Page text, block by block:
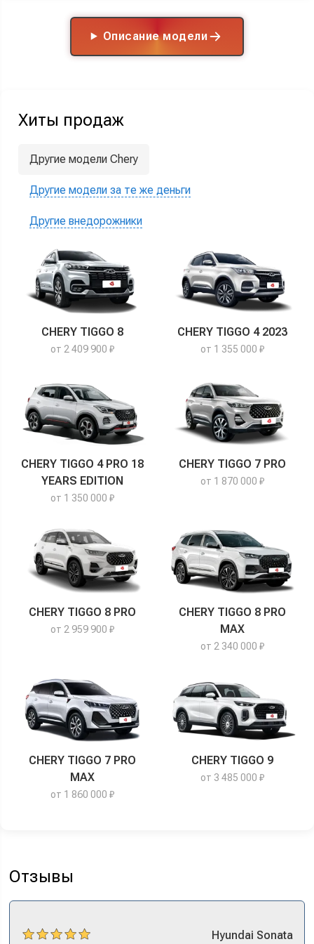
Описание модели
Хиты продаж
Другие модели Chery
Другие модели за те же деньги
Другие внедорожники
CHERY TIGGO 8
от 2 409 900 ₽
CHERY TIGGO 4 2023
от 1 355 000 ₽
CHERY TIGGO 4 PRO 18
YEARS EDITION
от 1 350 000 ₽
CHERY TIGGO 7 PRO
от 1 870 000 ₽
CHERY TIGGO 8 PRO
от 2 959 900 ₽
CHERY TIGGO 8 PRO
MAX
от 2 340 000 ₽
CHERY TIGGO 7 PRO
MAX
от 1 860 000 ₽
CHERY TIGGO 9
от 3 485 000 ₽
Отзывы
Hyundai Sonata